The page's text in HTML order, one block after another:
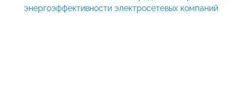
энергоэффективности электросетевых компаний